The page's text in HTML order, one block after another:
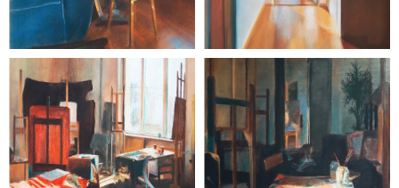
malarstwo